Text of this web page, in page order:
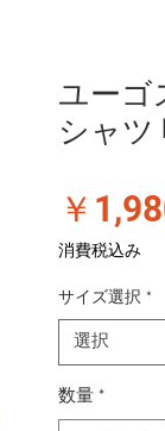
ユーゴ
シャツ
￥
消費税込み
サイズ選択 *
選択
数量 *